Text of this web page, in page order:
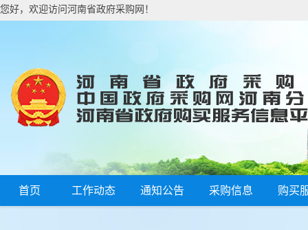
您好，欢迎访问河南省政府采购网！
首页 工作动态 通知公告 采购信息 购买